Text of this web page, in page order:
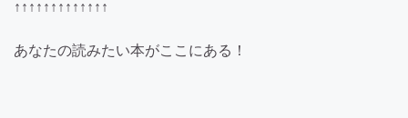
↑↑↑↑↑↑↑↑↑↑↑↑↑
あなたの読みたい本がここにある！